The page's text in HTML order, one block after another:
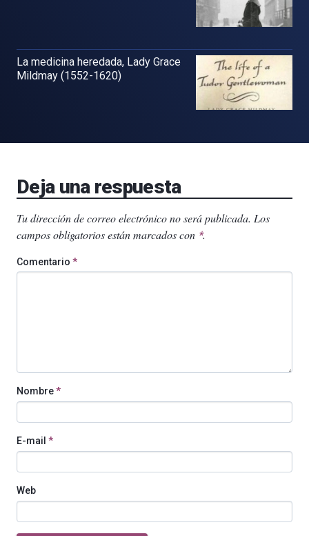
La medicina heredada, Lady Grace
Mildmay (1552-1620)
Deja una respuesta
Tu dirección de correo electrónico no será publicada. Los
campos obligatorios están marcados con *.
Comentario *
Nombre*
E-mail *
Web